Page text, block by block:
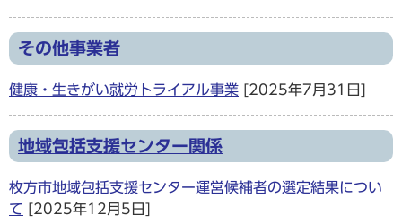
その他事業者
健康・生きがい就労トライアル事業 [2025年7月31日]
地域包括支援センター関係
枚方市地域包括支援センター運営候補者の選定結果につい
て [2025年12月5日]